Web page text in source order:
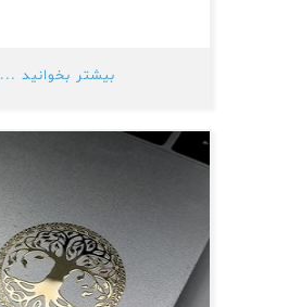
بیشتر بخوانید ...